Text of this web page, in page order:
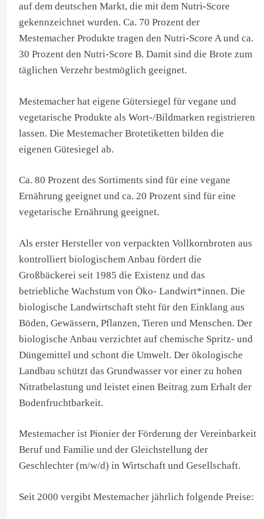
auf dem deutschen Markt, die mit dem Nutri-Score
gekennzeichnet wurden. Ca. 70 Prozent der
Mestemacher Produkte tragen den Nutri-Score A und ca.
30 Prozent den Nutri-Score B. Damit sind die Brote zum
täglichen Verzehr bestmöglich geeignet.
Mestemacher hat eigene Gütersiegel für vegane und
vegetarische Produkte als Wort-/Bildmarken registrieren
lassen. Die Mestemacher Brotetiketten bilden die
eigenen Gütesiegel ab.
Ca. 80 Prozent des Sortiments sind für eine vegane
Ernährung geeignet und ca. 20 Prozent sind für eine
vegetarische Ernährung geeignet.
Als erster Hersteller von verpackten Vollkornbroten aus
kontrolliert biologischem Anbau fördert die
Großbäckerei seit 1985 die Existenz und das
betriebliche Wachstum von Öko- Landwirt*innen. Die
biologische Landwirtschaft steht für den Einklang aus
Böden, Gewässern, Pflanzen, Tieren und Menschen. Der
biologische Anbau verzichtet auf chemische Spritz- und
Düngemittel und schont die Umwelt. Der ökologische
Landbau schützt das Grundwasser vor einer zu hohen
Nitratbelastung und leistet einen Beitrag zum Erhalt der
Bodenfruchtbarkeit.
Mestemacher ist Pionier der Förderung der Vereinbarkeit
Beruf und Familie und der Gleichstellung der
Geschlechter (m/w/d) in Wirtschaft und Gesellschaft.
Seit 2000 vergibt Mestemacher jährlich folgende Preise: